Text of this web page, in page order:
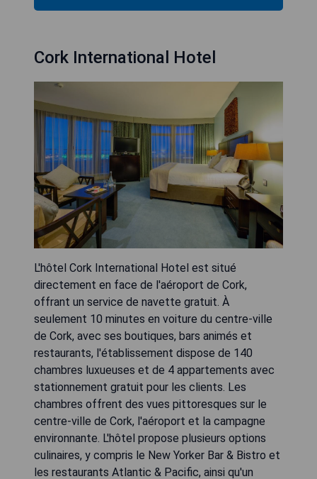
Cork International Hotel
L'hôtel Cork International Hotel est situé
directement en face de l'aéroport de Cork,
offrant un service de navette gratuit. À
seulement 10 minutes en voiture du centre-ville
de Cork, avec ses boutiques, bars animés et
restaurants, l'établissement dispose de 140
chambres luxueuses et de 4 appartements avec
stationnement gratuit pour les clients. Les
chambres offrent des vues pittoresques sur le
centre-ville de Cork, l'aéroport et la campagne
environnante. L'hôtel propose plusieurs options
culinaires, y compris le New Yorker Bar & Bistro et
les restaurants Atlantic & Pacific, ainsi qu'un